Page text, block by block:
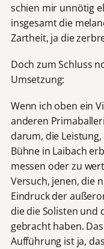
schien mir unnötig
insgesamt die
Zartheit, ja die
Doch zum Schluss
Umsetzung:
Wenn ich oben ein
anderen
darum, die
Bühne in Laibach
messen oder zu
Versuch, jenen, die
Eindruck der
die die Solisten und
gebracht haben.
Aufführung ist ja,